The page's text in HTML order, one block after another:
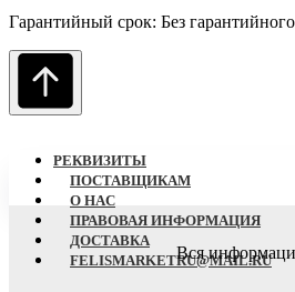
Гарантийный срок: Без
РЕКВИЗИТЫ
ПОСТАВЩИКАМ
О НАC
ПРАВОВАЯ ИНФОРМАЦИЯ
ДОСТАВКА
FELISMARKETRU@MAIL.RU
Вся